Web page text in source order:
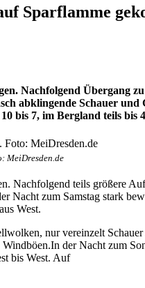
Sparflamme
Nachfolgend Übergang
abklingende Schauer
bis 7, im Bergland teils
MeiDresden.de
Nachfolgend teils größere
Nacht zum Samstag stark
West.
nur vereinzelt
der Nacht zum
bis West. Auf